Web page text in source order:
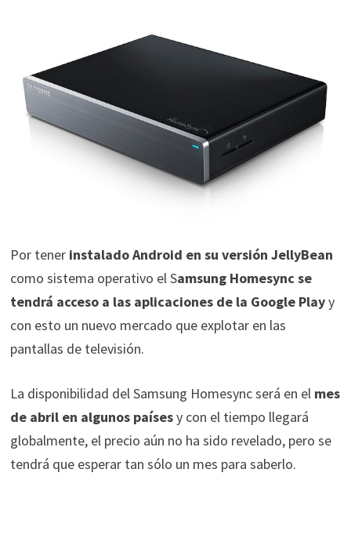
Por tener instalado Android en su versión JellyBean
como sistema operativo el Samsung Homesync se
tendrá acceso a las aplicaciones de la Google Playy
con esto un nuevo mercado que explotar en las
pantallas de televisión.
La disponibilidad del Samsung Homesync será en el mes
de abril en algunos paísesy con el tiempo llegará
globalmente, el precio aún no ha sido revelado, pero se
tendrá que esperar tan sólo un mes para saberlo.